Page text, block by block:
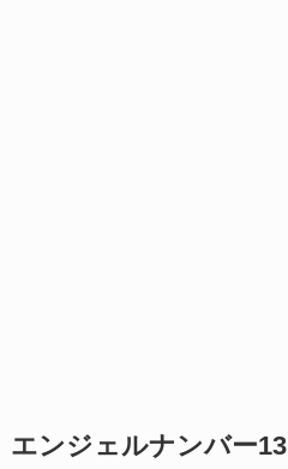
エンジェルナンバー13